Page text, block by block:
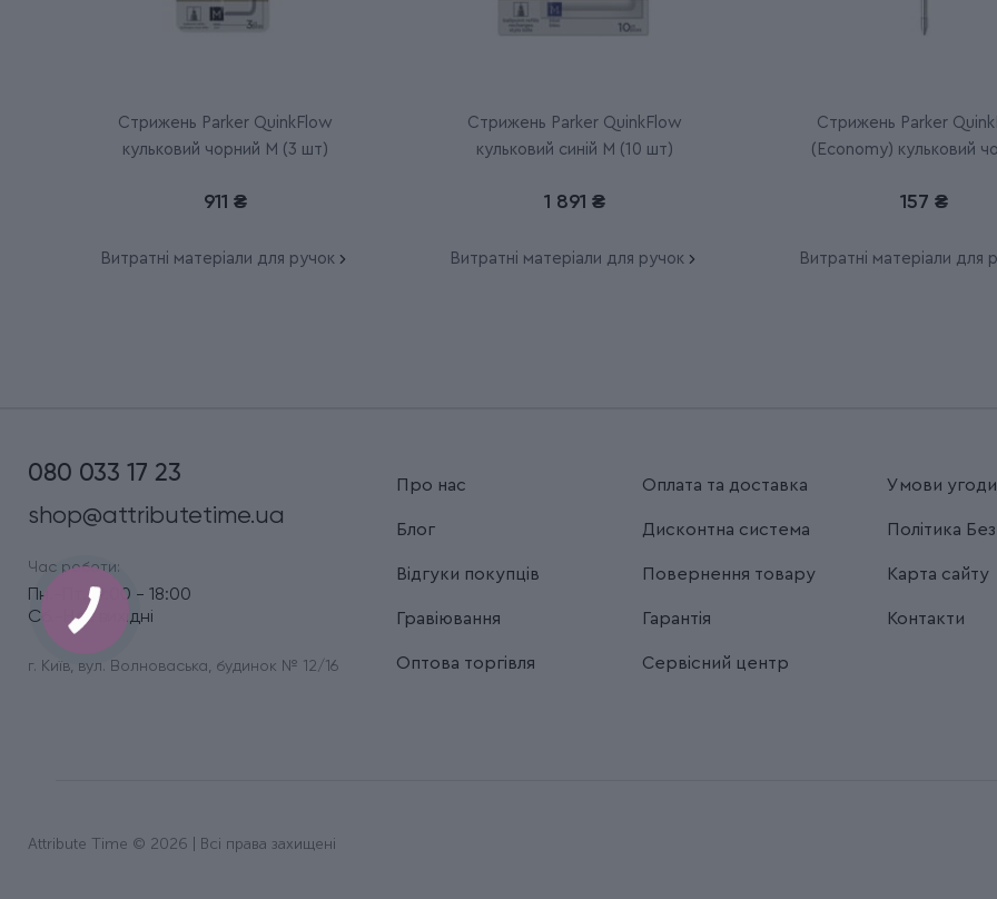
Стрижень Parker QuinkFlow
кульковий чорний M (3 шт)
911 ₴
Витратні матеріали для ручок
Стрижень Parker QuinkFlow
кульковий синій M (10 шт)
1 891 ₴
Витратні матеріали для ручок
Стрижень Parker
(Economy) кульковий
157 ₴
Витратні матеріали для
080 033 17 23
shop@attributetime.ua
Час роботи:
Пн.-Пт.: 9:00 - 18:00
Сб.-Нд.: вихідні
г. Київ, вул. Волноваська, будинок № 12/16
Про нас
Блог
Відгуки покупців
Гравіювання
Оптова торгівля
Оплата та доставка
Дисконтна система
Повернення товару
Гарантія
Сервісний центр
Умови угоди
Політика
Карта сайту
Контакти
Attribute Time © 2026 | Всі права захищені